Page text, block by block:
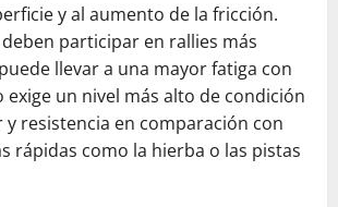
y al aumento de la fricción.
participar en rallies más
llevar a una mayor fatiga con
exige un nivel más alto de condición
y resistencia en comparación con
rápidas como la hierba o las pistas